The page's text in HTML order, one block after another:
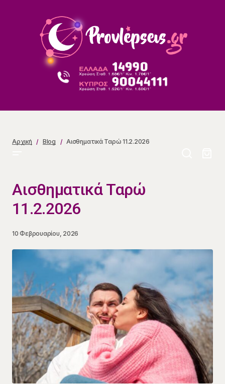
Αρχική Blog Αισθηματικά Ταρώ 11.2.2026
Αισθηματικά Ταρώ
11.2.2026
10 Φεβρουαρίου, 2026